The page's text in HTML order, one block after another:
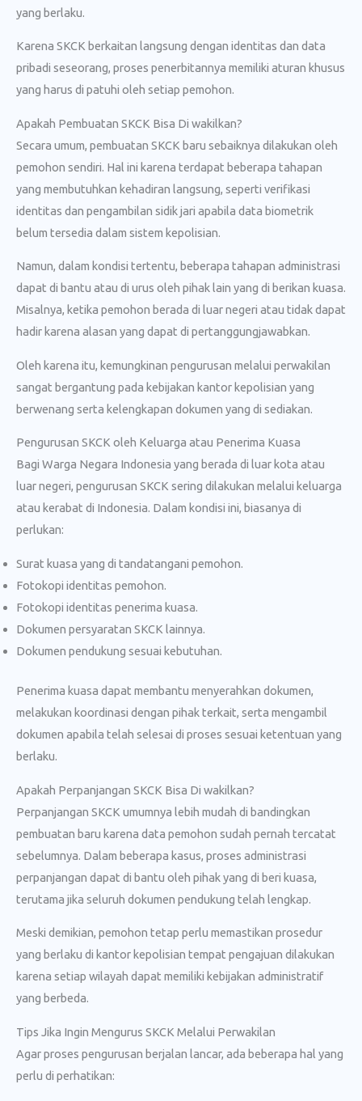
yang berlaku.
Karena SKCK berkaitan langsung dengan identitas dan data
pribadi seseorang, proses penerbitannya memiliki aturan khusus
yang harus di patuhi oleh setiap pemohon.
Apakah Pembuatan SKCK Bisa Di wakilkan?
Secara umum, pembuatan SKCK baru sebaiknya dilakukan oleh
pemohon sendiri. Hal ini karena terdapat beberapa tahapan
yang membutuhkan kehadiran langsung, seperti verifikasi
identitas dan pengambilan sidik jari apabila data biometrik
belum tersedia dalam sistem kepolisian.
Namun, dalam kondisi tertentu, beberapa tahapan administrasi
dapat di bantu atau di urus oleh pihak lain yang di berikan kuasa.
Misalnya, ketika pemohon berada di luar negeri atau tidak dapat
hadir karena alasan yang dapat di pertanggungjawabkan.
Oleh karena itu, kemungkinan pengurusan melalui perwakilan
sangat bergantung pada kebijakan kantor kepolisian yang
berwenang serta kelengkapan dokumen yang di sediakan.
Pengurusan SKCK oleh Keluarga atau Penerima Kuasa
Bagi Warga Negara Indonesia yang berada di luar kota atau
luar negeri, pengurusan SKCK sering dilakukan melalui keluarga
atau kerabat di Indonesia. Dalam kondisi ini, biasanya di
perlukan:
Surat kuasa yang di tandatangani pemohon.
Fotokopi identitas pemohon.
Fotokopi identitas penerima kuasa.
Dokumen persyaratan SKCK lainnya.
Dokumen pendukung sesuai kebutuhan.
Penerima kuasa dapat membantu menyerahkan dokumen,
melakukan koordinasi dengan pihak terkait, serta mengambil
dokumen apabila telah selesai di proses sesuai ketentuan yang
berlaku.
Apakah Perpanjangan SKCK Bisa Di wakilkan?
Perpanjangan SKCK umumnya lebih mudah di bandingkan
pembuatan baru karena data pemohon sudah pernah tercatat
sebelumnya. Dalam beberapa kasus, proses administrasi
perpanjangan dapat di bantu oleh pihak yang di beri kuasa,
terutama jika seluruh dokumen pendukung telah lengkap.
Meski demikian, pemohon tetap perlu memastikan prosedur
yang berlaku di kantor kepolisian tempat pengajuan dilakukan
karena setiap wilayah dapat memiliki kebijakan administratif
yang berbeda.
Tips Jika Ingin Mengurus SKCK Melalui Perwakilan
Agar proses pengurusan berjalan lancar, ada beberapa hal yang
perlu di perhatikan: